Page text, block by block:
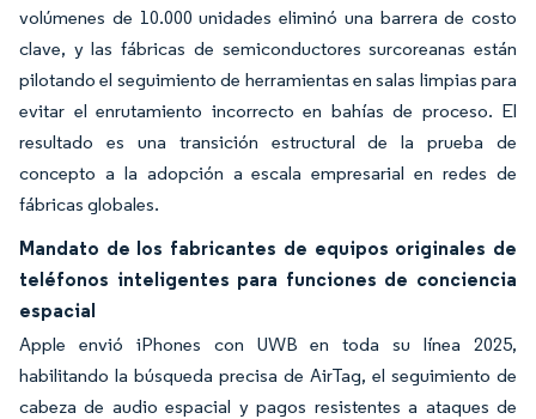
volúmenes de 10.000 unidades eliminó una barrera de costo
clave, y las fábricas de semiconductores surcoreanas están
pilotando el seguimiento de herramientas en salas limpias para
evitar el enrutamiento incorrecto en bahías de proceso. El
resultado es una transición estructural de la prueba de
concepto a la adopción a escala empresarial en redes de
fábricas globales.
Mandato de los fabricantes de equipos originales de
teléfonos inteligentes para funciones de conciencia
espacial
Apple envió iPhones con UWB en toda su línea 2025,
habilitando la búsqueda precisa de AirTag, el seguimiento de
cabeza de audio espacial y pagos resistentes a ataques de